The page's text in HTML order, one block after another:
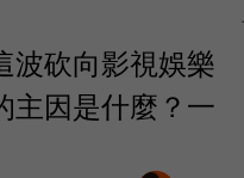
波砍向影視娛樂
主因是什麼？一